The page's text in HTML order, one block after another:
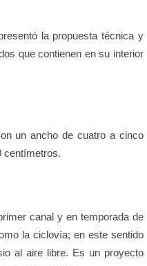
la propuesta técnica y
que contienen en su interior
un ancho de cuatro a cinco
centímetros.
canal y en temporada de
la ciclovía; en este sentido
al aire libre. Es un proyecto